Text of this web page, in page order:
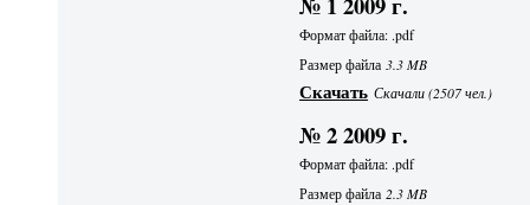
Формат файла: .pdf
Размер файла3.3 MB
Скачать Скачали (2507 чел.)
№ 2 2009 г.
Формат файла: .pdf
Размер файла 2.3 MB